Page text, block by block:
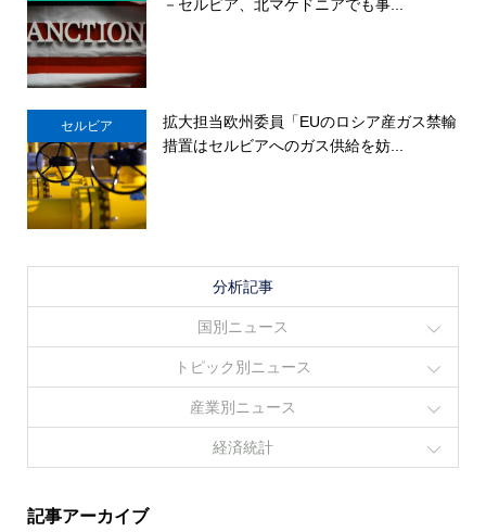
－セルビア、北マケドニアでも事...
セルビア
拡大担当欧州委員「EUのロシア産ガス禁輸
措置はセルビアへのガス供給を妨...
分析記事
国別ニュース
トピック別ニュース
産業別ニュース
経済統計
記事アーカイブ